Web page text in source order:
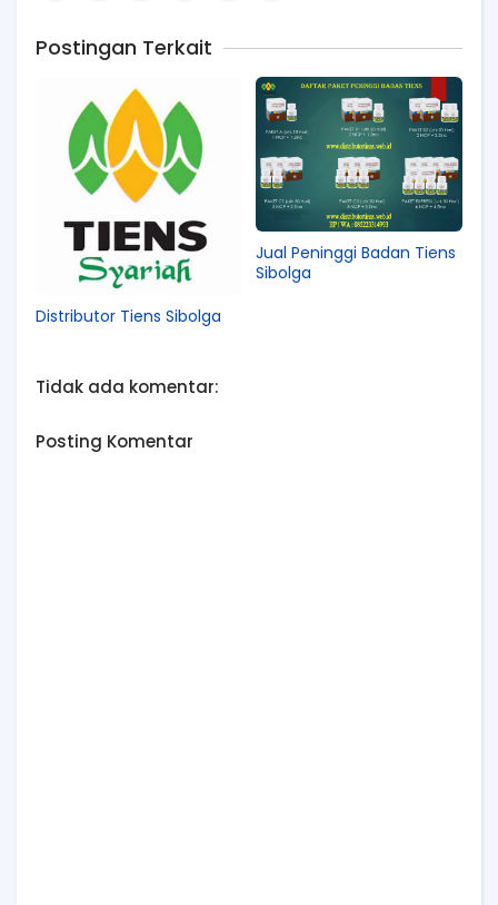
Postingan Terkait
Distributor Tiens Sibolga
Jual Peninggi Badan Tiens
Sibolga
Tidak ada komentar:
Posting Komentar